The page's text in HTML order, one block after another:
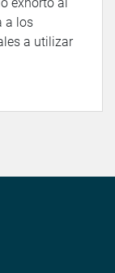
a los
a utilizar